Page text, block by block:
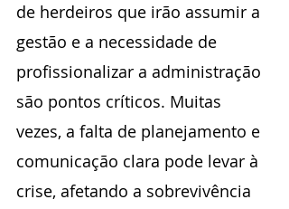
de herdeiros que irão assumir a
gestão e a necessidade de
profissionalizar a administração
são pontos críticos. Muitas
vezes, a falta de planejamento e
comunicação clara pode levar à
crise, afetando a sobrevivência